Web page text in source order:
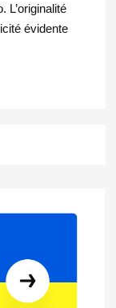
L’originalité
évidente